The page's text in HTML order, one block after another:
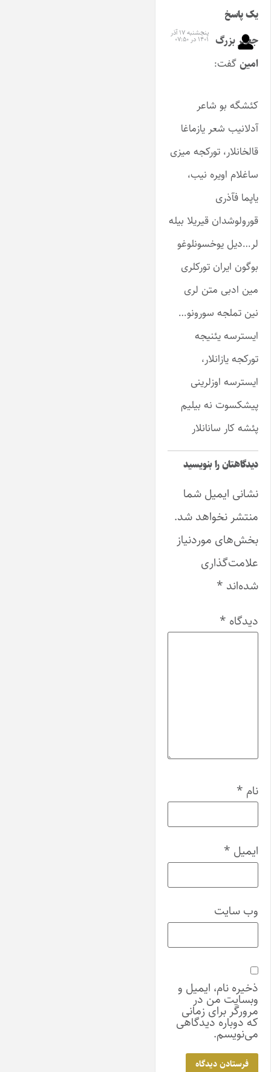
یک پاسخ
جعفر بزرگ
امینگفت:
پنجشنبه ۱۷ آذر
۱۴۰۱ در ۰۷:۵۰
کئشگه بو شاعر
آدلانیب شعر یازماغا
قالخانلار، تورکجه میزی
ساغلام اویره نیب،
یاپما فآذری
قورولوشدان قیریلا بیله
لر…دیل یوخسونلوغو
بوگون ایران تورکلری
مین ادبی متن لری
نین تملجه سورونو…
ایسترسه یئنیجه
تورکجه یازانلار،
ایسترسه اوزلرینی
پیشکسوت نه بیلیم
پئشه کار سانانلار
دیدگاهتان را بنویسید
نشانی ایمیل شما
منتشر نخواهد شد.
بخش‌های موردنیاز
علامت‌گذاری
شده‌اند *
دیدگاه *
نام *
ایمیل *
وب‌ سایت
ذخیره نام، ایمیل و
وبسایت من در
مرورگر برای زمانی
که دوباره دیدگاهی
می‌نویسم.